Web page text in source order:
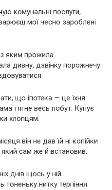
комунальні послуги,
мої чесно зароблені
яким прожила
дивну, дзвінку порожнечу.
що іпотека — це їхня
тягне весь побут. Купує
хлопцям.
він не дав їй ні копійки
який сам же й встановив.
днів щось у ній
нитку терпіння.